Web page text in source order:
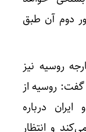
دوم آن طبق
روسیه نیز
در این باره گفت: روسیه از
درباره
و انتظار